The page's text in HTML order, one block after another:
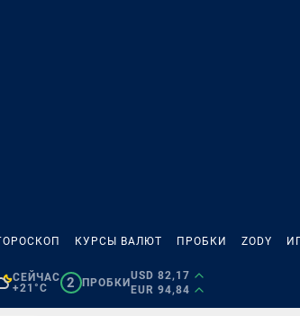
КУРСЫ ВАЛЮТ ПРОБКИ ZODY
СЕЙЧАС
+21°C
2 ПРОБКИ
USD 82,17
EUR 94,84